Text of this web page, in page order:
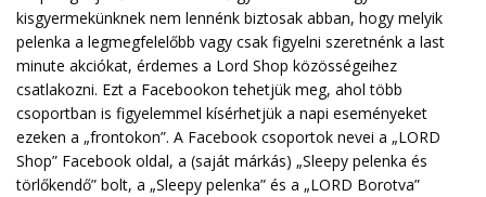
kisgyermekünknek nem lennénk biztosak abban, hogy melyik
pelenka a legmegfelelőbb vagy csak figyelni szeretnénk a last
minute akciókat, érdemes a Lord Shop közösségeihez
csatlakozni. Ezt a Facebookon tehetjük meg, ahol több
csoportban is figyelemmel kísérhetjük a napi eseményeket
ezeken a „frontokon”. A Facebook csoportok nevei a „LORD
Shop” Facebook oldal, a (saját márkás) „Sleepy pelenka és
törlőkendő” bolt, a „Sleepy pelenka” és a „LORD Borotva”